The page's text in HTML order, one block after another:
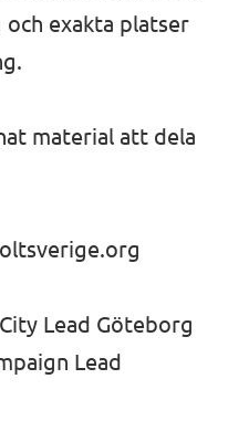
exakta platser
material att dela
Lead Göteborg
Lead